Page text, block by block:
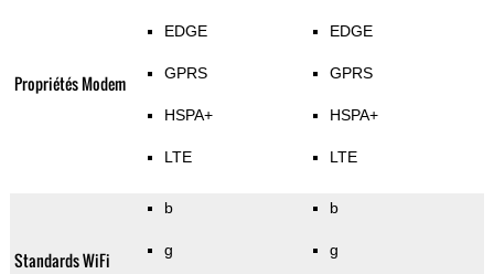
Propriétés Modem
EDGE
GPRS
HSPA+
LTE
EDGE
GPRS
HSPA+
LTE
Standards WiFi
b
g
b
g